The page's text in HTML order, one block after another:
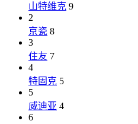
山特维克 9
2
京瓷 8
3
住友 7
4
特固克 5
5
威迪亚 4
6